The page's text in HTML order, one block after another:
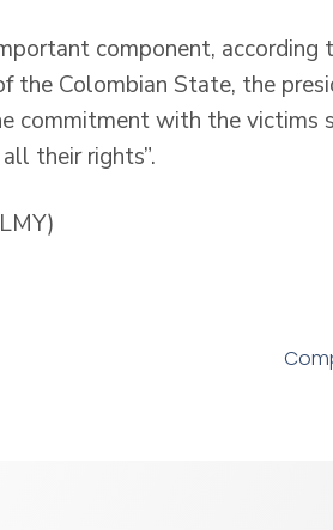
component,
the Colombian State, the
commitment with the victims
their rights”.